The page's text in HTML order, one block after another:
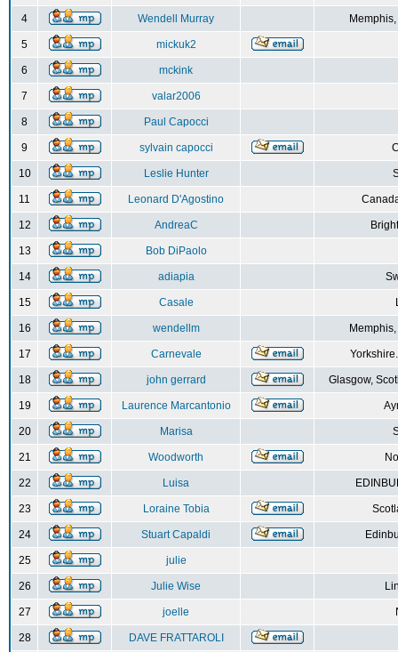
4 Wendell Murray
5 mickuk2
6 mckink
7 valar2006
8 Paul Capocci
9 sylvain capocci
10 Leslie Hunter
11 Leonard D'Agostino
12 AndreaC
13 Bob DiPaolo
14 adiapia
15 Casale
16 wendellm
17 Carnevale
18 john gerrard Glasgow,
19 Laurence Marcantonio
20 Marisa
21 Woodworth
22 Luisa
23 Loraine Tobia
24 Stuart Capaldi
25 julie
26 Julie Wise
27 joelle
28 DAVE FRATTAROLI